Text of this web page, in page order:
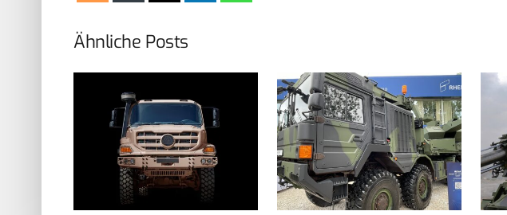
Ähnliche Posts